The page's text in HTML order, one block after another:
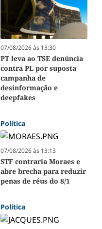
07/08/2026 às 13:30
PT leva ao TSE denúncia
contra PL por suposta
campanha de
desinformação e
deepfakes
Política
07/08/2026 às 13:13
STF contraria Moraes e
abre brecha para reduzir
penas de réus do 8/1
Política